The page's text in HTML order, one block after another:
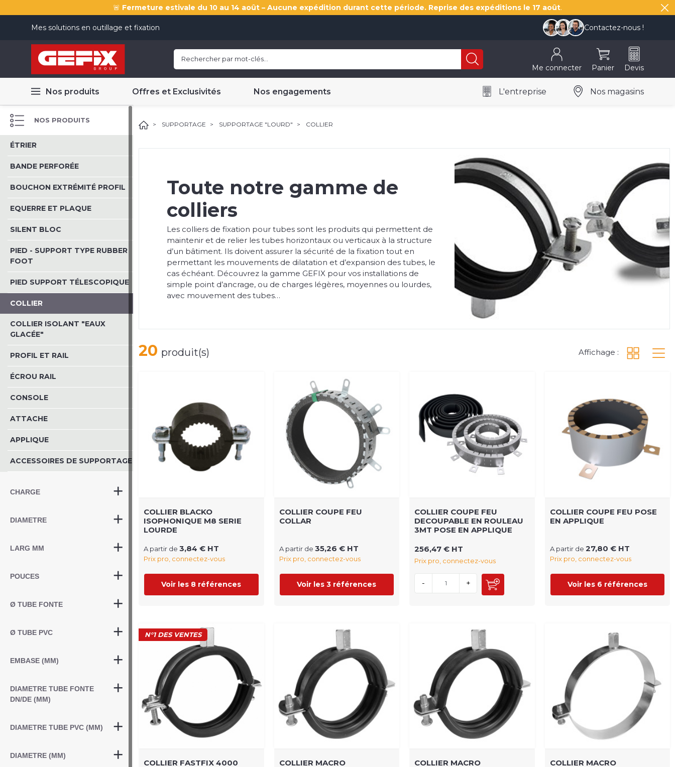
🚨 Fermeture estivale du 10 au 14 août – Aucune expédition durant cette période. Reprise des expéditions le 17 août.
Mes solutions en outillage et fixation Contactez-nous !
Me connecter Panier Devis
Nos produits Offres et Exclusivités Nos engagements L'entreprise Nos magasins
NOS PRODUITS
ÉTRIER
BANDE PERFORÉE
BOUCHON EXTRÉMITÉ PROFIL
EQUERRE ET PLAQUE
SILENT BLOC
PIED - SUPPORT TYPE RUBBER
FOOT
PIED SUPPORT TÉLESCOPIQUE
COLLIER
COLLIER ISOLANT "EAUX
GLACÉE"
PROFIL ET RAIL
ÉCROU RAIL
CONSOLE
ATTACHE
APPLIQUE
ACCESSOIRES DE SUPPORTAGE
CHARGE
DIAMETRE
LARG MM
POUCES
Ø TUBE FONTE
Ø TUBE PVC
EMBASE (MM)
DIAMETRE TUBE FONTE
DN/DE (MM)
DIAMETRE TUBE PVC (MM)
DIAMETRE (MM)
SUPPORTAGE SUPPORTAGE "LOURD" COLLIER
Toute notre gamme de
colliers
Les colliers de fixation pour tubes sont les produits qui permettent de
maintenir et de relier les tubes horizontaux ou verticaux à la structure
d’un bâtiment. Ils doivent assurer la sécurité de la fixation tout en
permettant les mouvements de dilatation et d’expansion des tubes, le
cas échéant. Découvrez la gamme GEFIX pour vos installations de
simple point d’ancrage, ou de charges légères, moyennes ou lourdes,
avec mouvement des tubes…
20 produit(s) Affichage :
COLLIER BLACKO
ISOPHONIQUE M8 SERIE
LOURDE
A partir de 3,84 € HT
Prix pro, connectez-vous
Voir les 8 références
COLLIER COUPE FEU
COLLAR
A partir de 35,26 € HT
Prix pro, connectez-vous
Voir les 3 références
COLLIER COUPE FEU
DECOUPABLE EN ROULEAU
3MT POSE EN APPLIQUE
256,47 € HT
Prix pro, connectez-vous
- +
COLLIER COUPE FEU POSE
EN APPLIQUE
A partir de 27,80 € HT
Prix pro, connectez-vous
Voir les 6 références
N°1 DES VENTES
COLLIER FASTFIX 4000
COLLIER MACRO
COLLIER MACRO
COLLIER MACRO